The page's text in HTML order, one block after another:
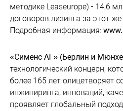
методике Leaseurope) - 14,6
договоров лизинга за этот
Подробная информация:
«Сименс АГ» (Берлин и
технологический концерн,
более 165 лет олицетворяет
инжиниринга, инноваций,
проявляет глобальный